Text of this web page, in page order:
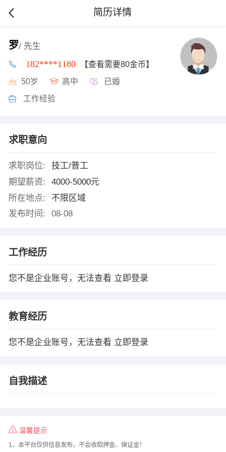
简历详情
罗/ 先生
182****1180 【查看需要80金币】
50岁 高中 已婚
工作经验
求职意向
求职岗位:
技工/普工
期望薪资:
4000-5000元
所在地点:
不限区域
发布时间:
08-08
工作经历
您不是企业账号，无法查看 立即登录
教育经历
您不是企业账号，无法查看 立即登录
自我描述
温馨提示
1、本平台仅供信息发布，不会收取押金、保证金！